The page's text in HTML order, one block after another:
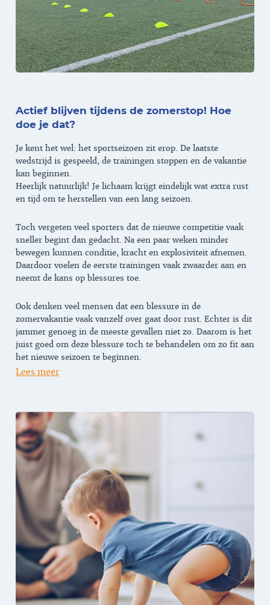
Actief blijven tijdens de zomerstop! Hoe
doe je dat?
Je kent het wel: het sportseizoen zit erop. De laatste
wedstrijd is gespeeld, de trainingen stoppen en de vakantie
kan beginnen.
Heerlijk natuurlijk! Je lichaam krijgt eindelijk wat extra rust
en tijd om te herstellen van een lang seizoen.
Toch vergeten veel sporters dat de nieuwe competitie vaak
sneller begint dan gedacht. Na een paar weken minder
bewegen kunnen conditie, kracht en explosiviteit afnemen.
Daardoor voelen de eerste trainingen vaak zwaarder aan en
neemt de kans op blessures toe.
Ook denken veel mensen dat een blessure in de
zomervakantie vaak vanzelf over gaat door rust. Echter is dit
jammer genoeg in de meeste gevallen niet zo. Daarom is het
juist goed om deze blessure toch te behandelen om zo fit aan
het nieuwe seizoen te beginnen.
Lees meer